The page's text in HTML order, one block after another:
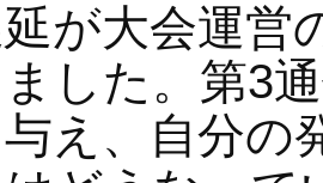
が大会運営
した。第3
え、自分の